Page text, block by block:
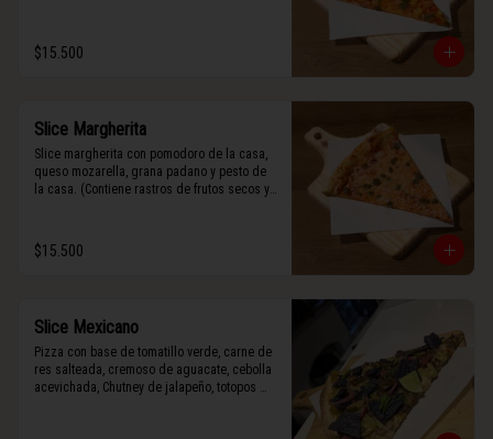
$15.500
Slice Margherita
Slice margherita con pomodoro de la casa,
queso mozarella, grana padano y pesto de
la casa. (Contiene rastros de frutos secos y
$15.500
Slice Mexicano
Pizza con base de tomatillo verde, carne de
res salteada, cremoso de aguacate, cebolla
acevichada, Chutney de jalapeño, totopos